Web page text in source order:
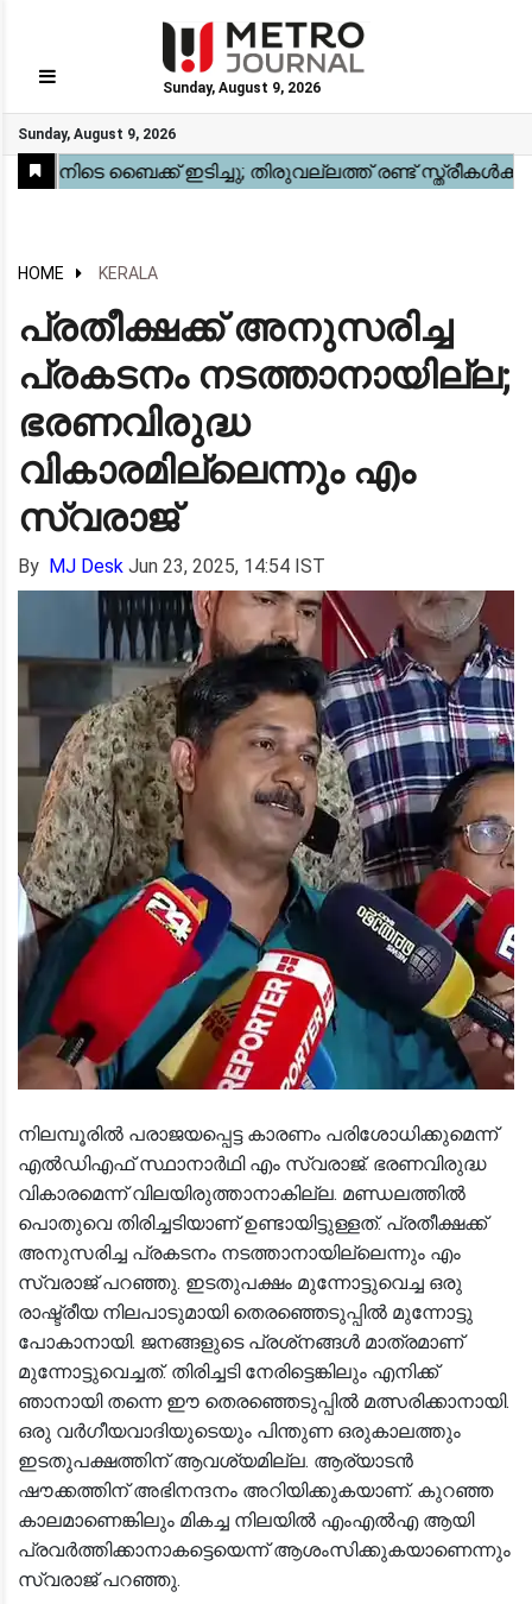
Sunday, August 9, 2026
Sunday, August 9, 2026
GO
Home
Kerala
National
Gulf
World
Sports
Movies
Health
Automobile
Travel
Education
Novel
Business
Technology
Webstory
HOME KERALA
പ്രതീക്ഷക്ക് അനുസരിച്ച
പ്രകടനം നടത്താനായില്ല;
ഭരണവിരുദ്ധ
വികാരമില്ലെന്നും എം
സ്വരാജ്
By MJ Desk Jun 23, 2025, 14:54 IST
നിലമ്പൂരിൽ പരാജയപ്പെട്ട കാരണം പരിശോധിക്കുമെന്ന്
എൽഡിഎഫ് സ്ഥാനാർഥി എം സ്വരാജ്. ഭരണവിരുദ്ധ
വികാരമെന്ന് വിലയിരുത്താനാകില്ല. മണ്ഡലത്തിൽ
പൊതുവെ തിരിച്ചടിയാണ് ഉണ്ടായിട്ടുള്ളത്. പ്രതീക്ഷക്ക്
അനുസരിച്ച പ്രകടനം നടത്താനായില്ലെന്നും എം
സ്വരാജ് പറഞ്ഞു. ഇടതുപക്ഷം മുന്നോട്ടുവെച്ച ഒരു
രാഷ്ട്രീയ നിലപാടുമായി തെരഞ്ഞെടുപ്പിൽ മുന്നോട്ടു
പോകാനായി. ജനങ്ങളുടെ പ്രശ്‌നങ്ങൾ മാത്രമാണ്
മുന്നോട്ടുവെച്ചത്. തിരിച്ചടി നേരിട്ടെങ്കിലും എനിക്ക്
ഞാനായി തന്നെ ഈ തെരഞ്ഞെടുപ്പിൽ മത്സരിക്കാനായി.
ഒരു വർഗീയവാദിയുടെയും പിന്തുണ ഒരുകാലത്തും
ഇടതുപക്ഷത്തിന് ആവശ്യമില്ല. ആര്യാടൻ
ഷൗക്കത്തിന് അഭിനന്ദനം അറിയിക്കുകയാണ്. കുറഞ്ഞ
കാലമാണെങ്കിലും മികച്ച നിലയിൽ എംഎൽഎ ആയി
പ്രവർത്തിക്കാനാകട്ടെയെന്ന് ആശംസിക്കുകയാണെന്നും
സ്വരാജ് പറഞ്ഞു.